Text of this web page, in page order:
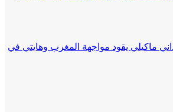
ماكيلي يقود مواجهة المغرب وهايتي في